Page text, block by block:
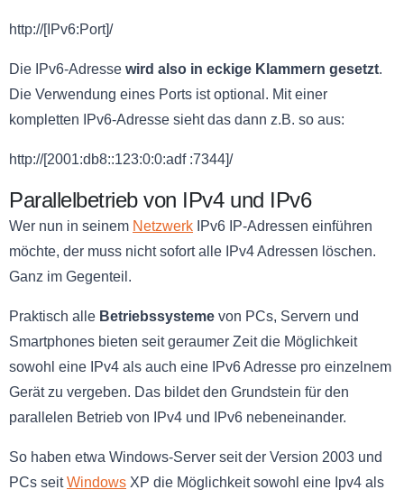
http://[IPv6:Port]/
Die IPv6-Adresse wird also in eckige Klammern gesetzt.
Die Verwendung eines Ports ist optional. Mit einer
kompletten IPv6-Adresse sieht das dann z.B. so aus:
http://[2001:db8::123:0:0:adf :7344]/
Parallelbetrieb von IPv4 und IPv6
Wer nun in seinem Netzwerk IPv6 IP-Adressen einführen
möchte, der muss nicht sofort alle IPv4 Adressen löschen.
Ganz im Gegenteil.
Praktisch alle Betriebssysteme von PCs, Servern und
Smartphones bieten seit geraumer Zeit die Möglichkeit
sowohl eine IPv4 als auch eine IPv6 Adresse pro einzelnem
Gerät zu vergeben. Das bildet den Grundstein für den
parallelen Betrieb von IPv4 und IPv6 nebeneinander.
So haben etwa Windows-Server seit der Version 2003 und
PCs seitWindows XP die Möglichkeit sowohl eine Ipv4 als